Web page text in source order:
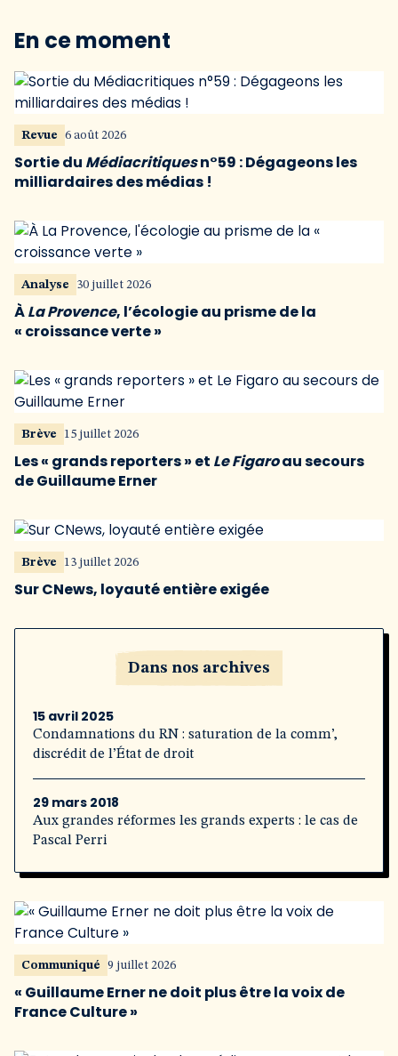
En ce moment
Revue 6 août 2026
Sortie du Médiacritiquesn°59 : Dégageons les
milliardaires des médias !
Analyse 30 juillet 2026
ÀLa Provence, l’écologie au prisme de la
« croissance verte »
Brève 15 juillet 2026
Les « grands reporters » et Le Figaroau secours
de Guillaume Erner
Brève 13 juillet 2026
Sur CNews, loyauté entière exigée
Dans nos archives
15 avril 2025
Condamnations du RN : saturation de la comm’,
discrédit de l’État de droit
29 mars 2018
Aux grandes réformes les grands experts : le cas de
Pascal Perri
Communiqué 9 juillet 2026
« Guillaume Erner ne doit plus être la voix de
France Culture »